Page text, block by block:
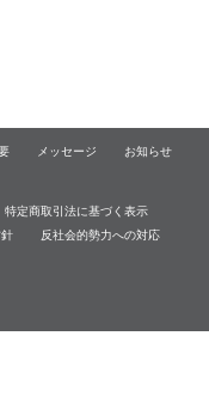
メッセージ
お知らせ
特定商取引法に基づく表示
反社会的勢力への対応